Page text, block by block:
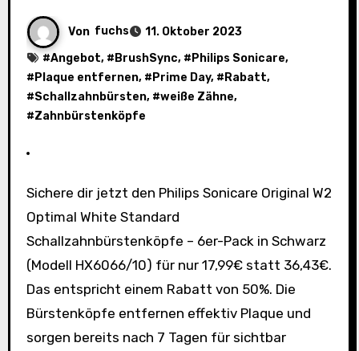
Von fuchs
11. Oktober 2023
#Angebot, # BrushSync, # Philips Sonicare,
# Plaque entfernen, # Prime Day, # Rabatt,
#Schallzahnbürsten, #weiße Zähne,
#Zahnbürstenköpfe
Sichere dir jetzt den Philips Sonicare Original W2
Optimal White Standard
Schallzahnbürstenköpfe – 6er-Pack in Schwarz
(Modell HX6066/10) für nur 17,99€ statt 36,43€.
Das entspricht einem Rabatt von 50%. Die
Bürstenköpfe entfernen effektiv Plaque und
sorgen bereits nach 7 Tagen für sichtbar